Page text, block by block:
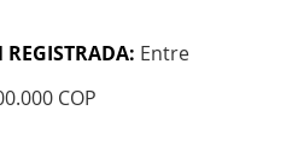
Entre
COP